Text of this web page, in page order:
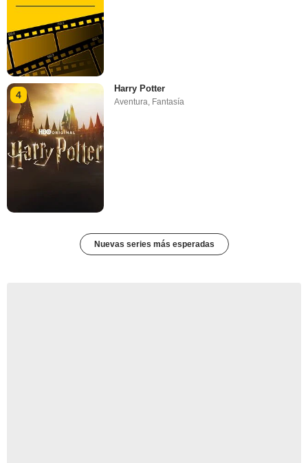
4
Harry Potter
Aventura, Fantasía
Nuevas series más esperadas